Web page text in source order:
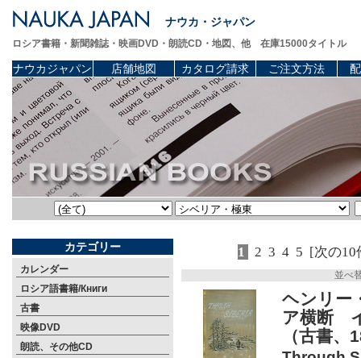
ナウカ・ジャパン
ロシア書籍・新聞雑誌・映画DVD・朗読CD・地図、他 在庫15000タイトル
ナウカジャパン 店舗地図 カタログ請求 ご注文方法
カテゴリー
カレンダー
ロシア語書籍/Книги
古書
映像DVD
朗読、その他CD
1 2 3 4 5 [次の10
並べ
ヘンリー
ア横断
（古書